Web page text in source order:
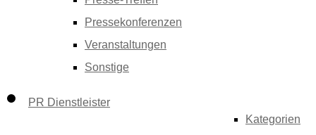
Pressekonferenzen
Veranstaltungen
Sonstige
PR Dienstleister
Kategorien